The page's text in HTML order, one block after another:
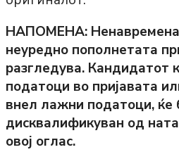
НАПОМЕНА:
неуредно пополнетата
разгледува. Кандидатот
податоци во пријавата
внел лажни податоци, ќе
дисквалификуван од
овој оглас.